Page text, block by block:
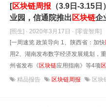
[区块链周报 （3.9日-3.15
业园，信通院推出 区块链企
[照生] · 2020年3月17日 · [零壹智库]
[一周速览 政策导向 1、陕西省：加快
用2、湖南发布数字经济发展规划，
州省发布《区块链应用指南》等4项
精品报告 区块链周报 区块